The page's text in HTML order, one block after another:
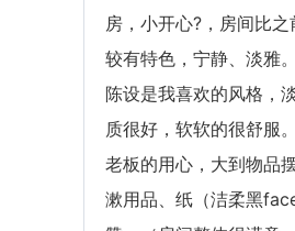
房，小开心?，房间比
较有特色，宁静、淡雅
陈设是我喜欢的风格，
质很好，软软的很舒服
老板的用心，大到物品
漱用品、纸（洁柔黑